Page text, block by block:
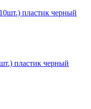
пластик черный